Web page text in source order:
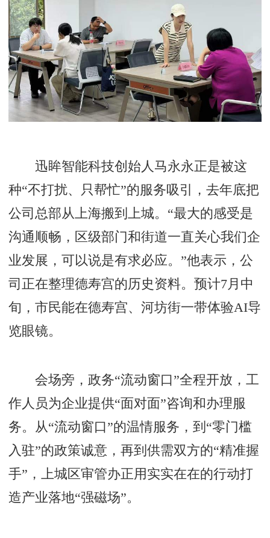
迅眸智能科技创始人马永永正是被这
种“不打扰、只帮忙”的服务吸引，去年底把
公司总部从上海搬到上城。“最大的感受是
沟通顺畅，区级部门和街道一直关心我们企
业发展，可以说是有求必应。”他表示，公
司正在整理德寿宫的历史资料。预计7月中
旬，市民能在德寿宫、河坊街一带体验AI导
览眼镜。
会场旁，政务“流动窗口”全程开放，工
作人员为企业提供“面对面”咨询和办理服
务。从“流动窗口”的温情服务，到“零门槛
入驻”的政策诚意，再到供需双方的“精准握
手”，上城区审管办正用实实在在的行动打
造产业落地“强磁场”。